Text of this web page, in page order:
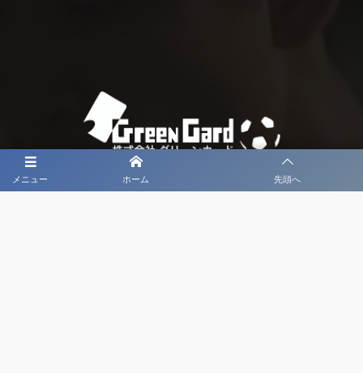
メニュー ホーム 先頭へ